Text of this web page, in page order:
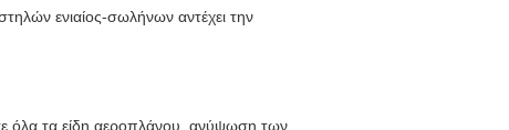
ενιαίος-σωλήνων αντέχει την
όλα τα είδη αεροπλάνου, ανύψωση των